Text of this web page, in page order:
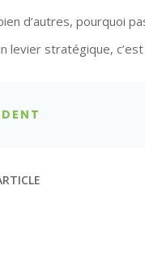
d’autres, pourquoi
levier stratégique,